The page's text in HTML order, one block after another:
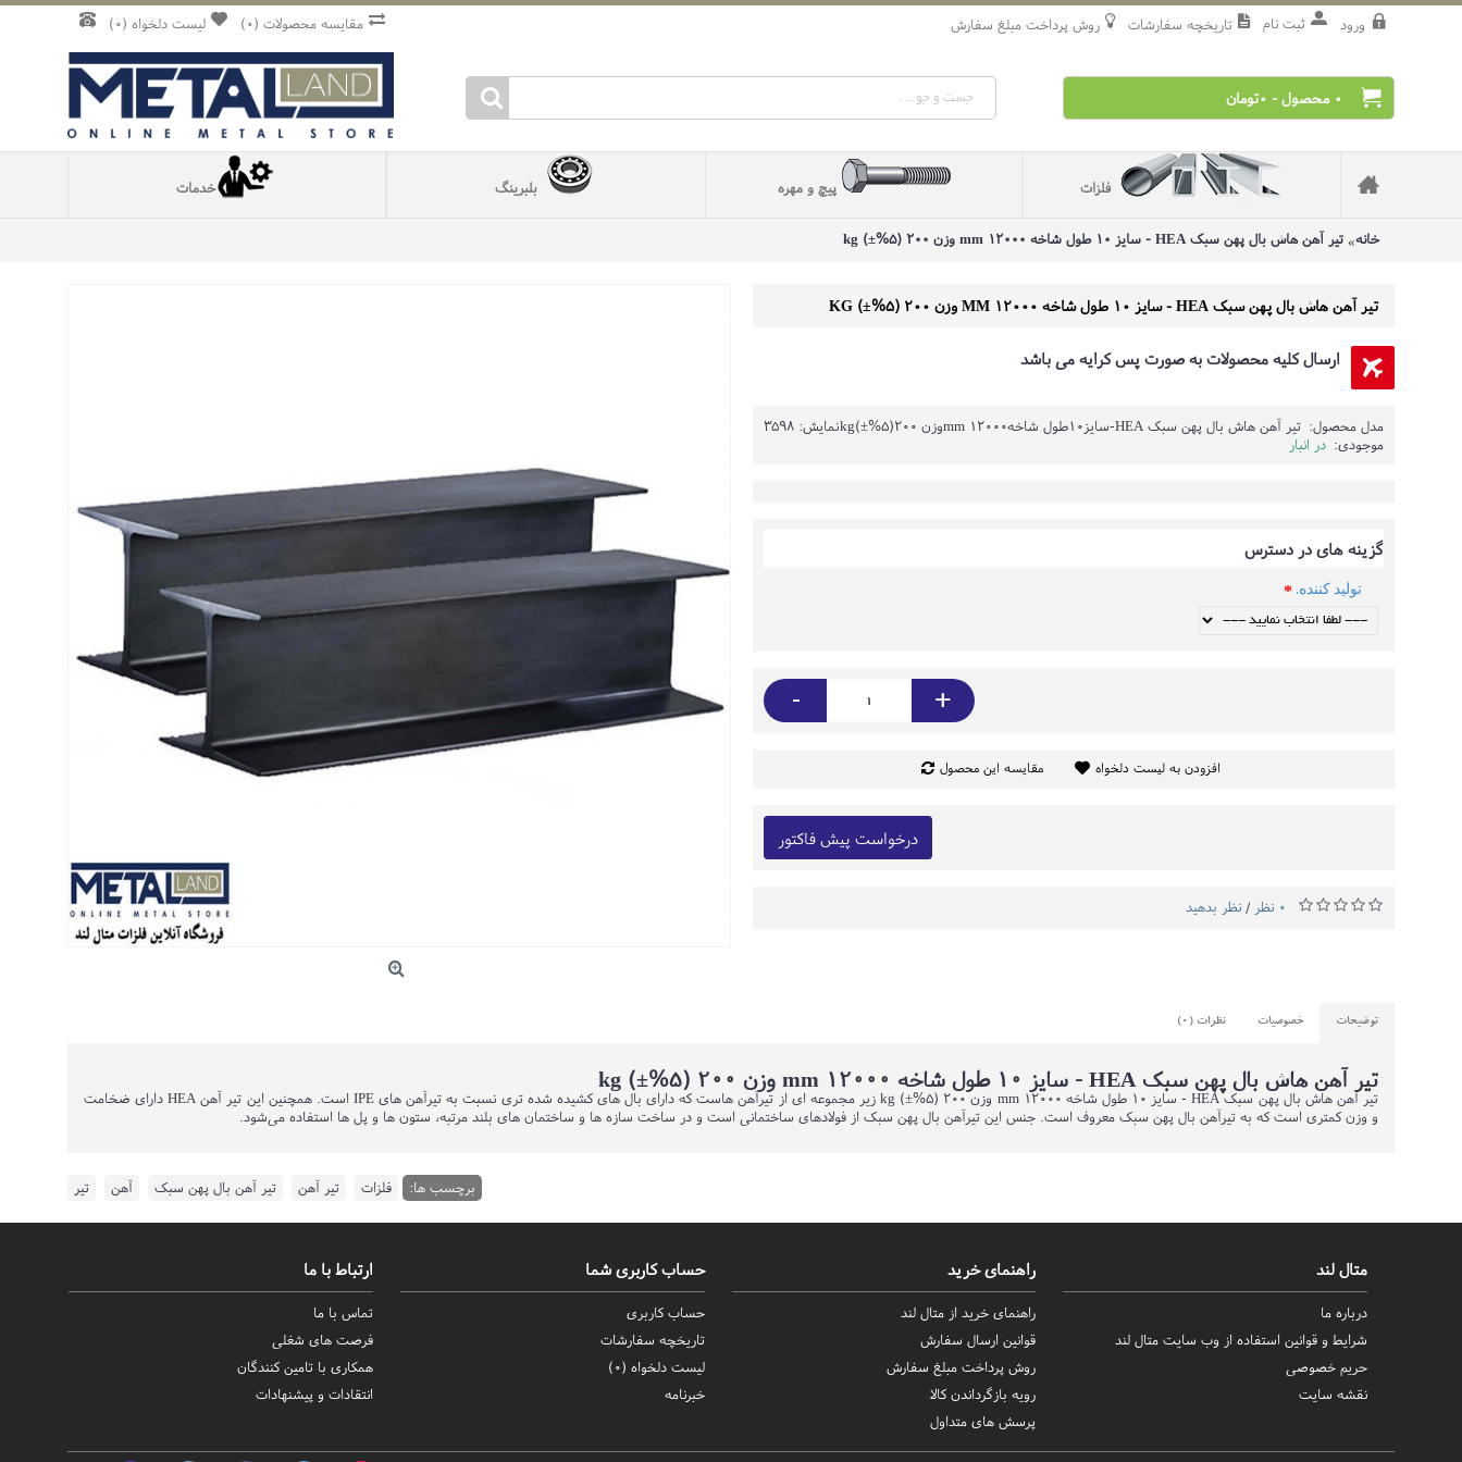
لیست دلخواه (0
) مقایسه محصولات (0
) روش‌ پرداخت مبلغ سفارش تاریخچه سفارشات ثبت نام ورود
0 محصول - 0تومان
فلزات پیچ و مهره بلبرینگ خدمات
خانه تیر آهن هاش بال پهن سبک HEA - سایز 10 طول شاخه 12000 mm وزن 200 (5%±) kg
تیر آهن هاش بال پهن سبک HEA - سایز 10 طول شاخه 12000 MM وزن 200 (5%±) KG
ارسال کلیه محصولات به صورت پس کرایه می باشد
نمایش: 3598 مدل محصول: تیر آهن هاش بال پهن سبک HEA-سایز10طول شاخه12000 mmوزن 200(5%±)kg
موجودی: در انبار
گزینه های در دسترس
تولید کننده.
- +
افزودن به لیست دلخواه مقایسه این محصول
درخواست پیش فاکتور
0 نظر / نظر بدهید
توضیحات خصوصیات نظرات (0)
تیر آهن هاش بال پهن سبک HEA - سایز 10 طول شاخه 12000 mm وزن 200 (5%±) kg
تیر آهن هاش بال پهن سبک HEA - سایز 10 طول شاخه 12000 mm وزن 200 (5%±) kg زیر مجموعه ای از تیرآهن هاست که دارای بال های کشیده شده تری نسبت به تیرآهن های IPE است. همچنین این تیر آهن HEA دارای ضخامت
و وزن کمتری است که به تیرآهن بال پهن سبک معروف است. جنس این تیرآهن بال پهن سبک از فولادهای ساختمانی است و در ساخت سازه ها و ساختمان های بلند ‌مرتبه، ستون ها و پل ها استفاده می‌شود.
برچسب ها: فلزات تیر آهن تیر آهن بال پهن سبک آهن تیر
متال لند
درباره ما
شرایط و قوانین استفاده از وب سایت متال لند
حریم خصوصی
نقشه سایت
راهنمای خرید
راهنمای خرید از متال لند
قوانین ارسال سفارش
روش‌ پرداخت مبلغ سفارش
رویه بازگرداندن کالا
پرسش های متداول
حساب کاربری شما
حساب کاربری
تاریخچه سفارشات
لیست دلخواه (0
)
خبرنامه
ارتباط با ما
تماس با ما
فرصت های شغلی
همکاری با تامین کنندگان
انتقادات و پیشنهادات